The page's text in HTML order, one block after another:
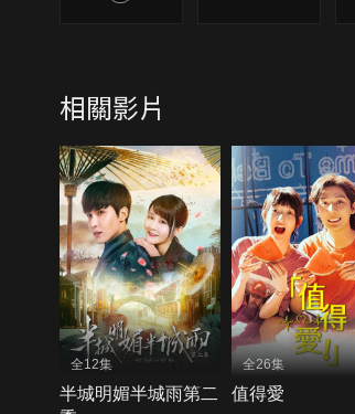
相關影片
全12集
半城明媚半城雨第二
全26集
值得愛